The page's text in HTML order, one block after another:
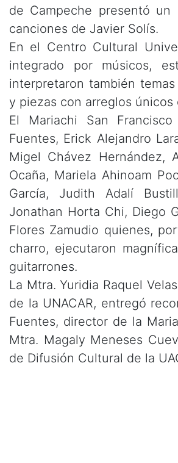
de Campeche presentó
canciones de Javier Solís.
En el Centro Cultural
integrado por músicos,
interpretaron también
y piezas con arreglos
El Mariachi San
Fuentes, Erick Alejandro
Migel Chávez Hernández,
Ocaña, Mariela Ahinoam
García, Judith Adalí
Jonathan Horta Chi, Diego
Flores Zamudio quienes,
charro, ejecutaron
guitarrones.
La Mtra. Yuridia Raquel
de la UNACAR, entregó
Fuentes, director de la
Mtra. Magaly Meneses
de Difusión Cultural de la